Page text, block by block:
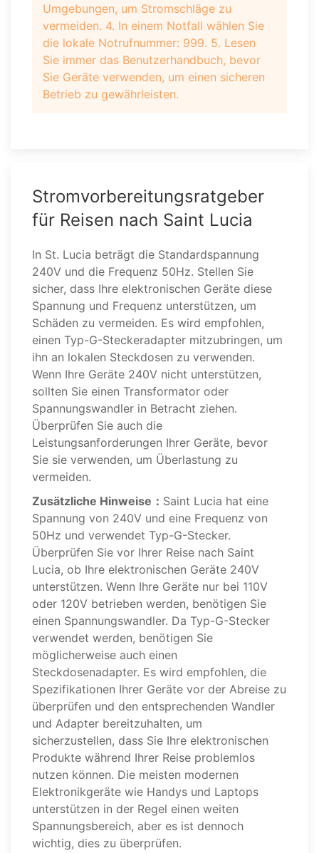
Umgebungen, um Stromschläge zu
vermeiden. 4. In einem Notfall wählen Sie
die lokale Notrufnummer: 999. 5. Lesen
Sie immer das Benutzerhandbuch, bevor
Sie Geräte verwenden, um einen sicheren
Betrieb zu gewährleisten.
Stromvorbereitungsratgeber
für Reisen nach Saint Lucia
In St. Lucia beträgt die Standardspannung
240V und die Frequenz 50Hz. Stellen Sie
sicher, dass Ihre elektronischen Geräte diese
Spannung und Frequenz unterstützen, um
Schäden zu vermeiden. Es wird empfohlen,
einen Typ-G-Steckeradapter mitzubringen, um
ihn an lokalen Steckdosen zu verwenden.
Wenn Ihre Geräte 240V nicht unterstützen,
sollten Sie einen Transformator oder
Spannungswandler in Betracht ziehen.
Überprüfen Sie auch die
Leistungsanforderungen Ihrer Geräte, bevor
Sie sie verwenden, um Überlastung zu
vermeiden.
Zusätzliche Hinweise： Saint Lucia hat eine
Spannung von 240V und eine Frequenz von
50Hz und verwendet Typ-G-Stecker.
Überprüfen Sie vor Ihrer Reise nach Saint
Lucia, ob Ihre elektronischen Geräte 240V
unterstützen. Wenn Ihre Geräte nur bei 110V
oder 120V betrieben werden, benötigen Sie
einen Spannungswandler. Da Typ-G-Stecker
verwendet werden, benötigen Sie
möglicherweise auch einen
Steckdosenadapter. Es wird empfohlen, die
Spezifikationen Ihrer Geräte vor der Abreise zu
überprüfen und den entsprechenden Wandler
und Adapter bereitzuhalten, um
sicherzustellen, dass Sie Ihre elektronischen
Produkte während Ihrer Reise problemlos
nutzen können. Die meisten modernen
Elektronikgeräte wie Handys und Laptops
unterstützen in der Regel einen weiten
Spannungsbereich, aber es ist dennoch
wichtig, dies zu überprüfen.